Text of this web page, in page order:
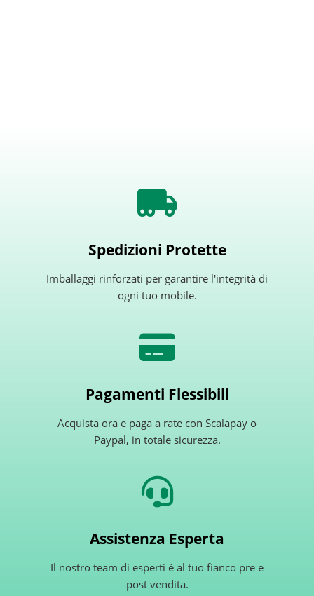
Spedizioni Protette
Imballaggi rinforzati per garantire l'integrità di
ogni tuo mobile.
Pagamenti Flessibili
Acquista ora e paga a rate con Scalapay o
Paypal, in totale sicurezza.
Assistenza Esperta
Il nostro team di esperti è al tuo fianco pre e
post vendita.